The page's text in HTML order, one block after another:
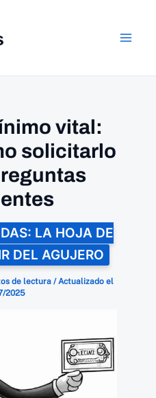
vital:
solicitarlo
LA HOJA DE
DEL AGUJERO
de lectura/Actualizado el
2025